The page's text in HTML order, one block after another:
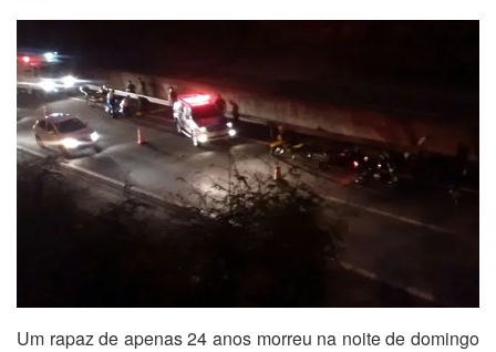
Um rapaz de apenas 24 anos morreu na noite de domingo